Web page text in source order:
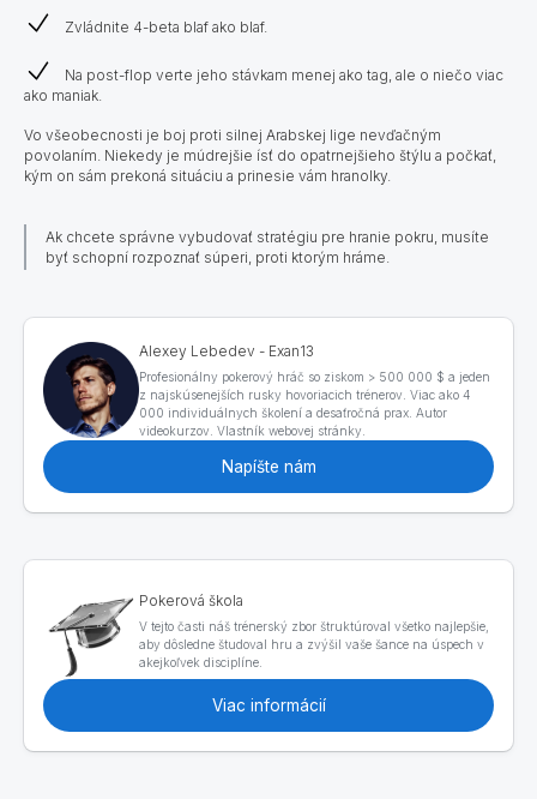
Zvládnite 4-beta blaf ako blaf.
Na post-flop verte jeho stávkam menej ako tag, ale o niečo viac
ako maniak.
Vo všeobecnosti je boj proti silnej Arabskej lige nevďačným
povolaním. Niekedy je múdrejšie ísť do opatrnejšieho štýlu a počkať,
kým on sám prekoná situáciu a prinesie vám hranolky.
Ak chcete správne vybudovať stratégiu pre hranie pokru, musíte
byť schopní rozpoznať súperi, proti ktorým hráme.
Alexey Lebedev - Exan13
Profesionálny pokerový hráč so ziskom > 500 000 $ a jeden
z najskúsenejších rusky hovoriacich trénerov. Viac ako 4
000 individuálnych školení a desaťročná prax. Autor
videokurzov. Vlastník webovej stránky.
Napíšte nám
Pokerová škola
V tejto časti náš trénerský zbor štruktúroval všetko najlepšie,
aby dôsledne študoval hru a zvýšil vaše šance na úspech v
akejkoľvek disciplíne.
Viac informácií